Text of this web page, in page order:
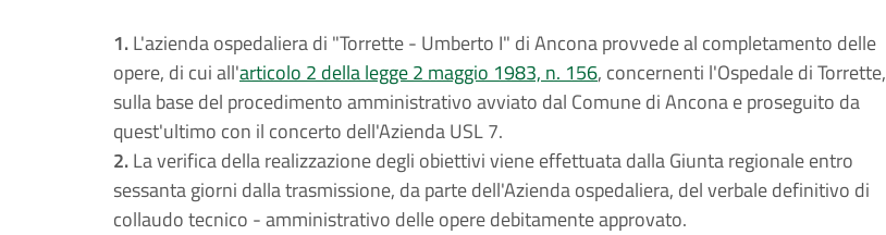
1.L'azienda ospedaliera di "Torrette - Umberto I" di Ancona provvede al completamento delle
opere, di cui all'articolo 2 della legge 2 maggio 1983, n. 156, concernenti l'Ospedale di Torrette,
sulla base del procedimento amministrativo avviato dal Comune di Ancona e proseguito da
quest'ultimo con il concerto dell'Azienda USL 7.
2.La verifica della realizzazione degli obiettivi viene effettuata dalla Giunta regionale entro
sessanta giorni dalla trasmissione, da parte dell'Azienda ospedaliera, del verbale definitivo di
collaudo tecnico - amministrativo delle opere debitamente approvato.